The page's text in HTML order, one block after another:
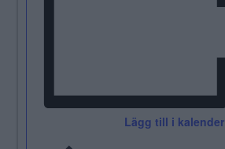
Lägg till i kalender